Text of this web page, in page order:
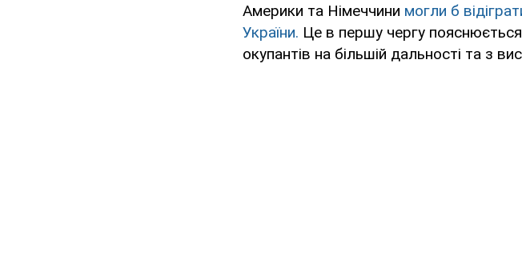
Америки та Німеччини могли б
України. Це в першу чергу
окупантів на більшій дальності та з